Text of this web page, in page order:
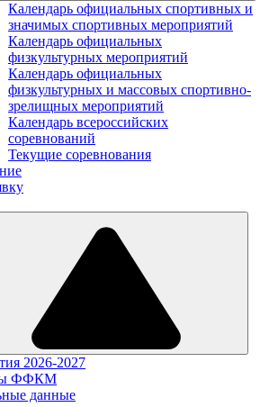
Календарь официальных спортивных и
значимых спортивных мероприятий
Календарь официальных
физкультурных мероприятий
Календарь официальных
физкультурных и массовых спортивно-
зрелищных мероприятий
Календарь всероссийских
соревнований
Текущие соревнования
2026-2027
ФФКМ
данные